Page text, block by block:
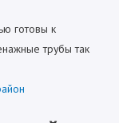
готовы к
трубы так